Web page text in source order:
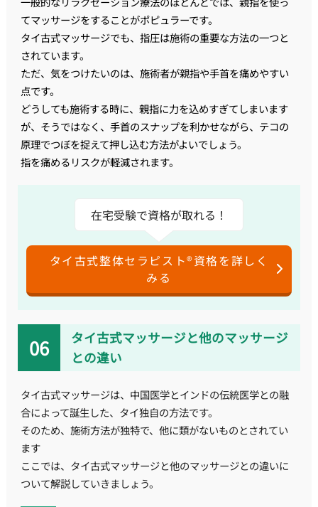
てマッサージをすることがポピュラーです。
タイ古式マッサージでも、指圧は施術の重要な方法の一つと
されています。
ただ、気をつけたいのは、施術者が親指や手首を痛めやすい
点です。
どうしても施術する時に、親指に力を込めすぎてしまいます
が、そうではなく、手首のスナップを利かせながら、テコの
原理でつぼを捉えて押し込む方法がよいでしょう。
指を痛めるリスクが軽減されます。
在宅受験で資格が取れる！
タイ古式整体セラピスト®資格を詳しく
みる
タイ古式マッサージと他のマッサージ
との違い
タイ古式マッサージは、中国医学とインドの伝統医学との融
合によって誕生した、タイ独自の方法です。
そのため、施術方法が独特で、他に類がないものとされてい
ます
ここでは、タイ古式マッサージと他のマッサージとの違いに
ついて解説していきましょう。